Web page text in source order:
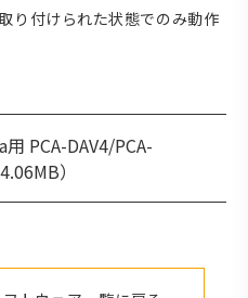
り付けられた状態でのみ動作
PCA-DAV4/PCA-
）